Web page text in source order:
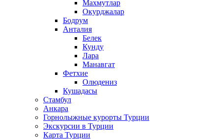
Махмутлар
Окурджалар
Бодрум
Анталия
Белек
Кунду
Лара
Манавгат
Фетхие
Олюдениз
Кушадасы
Стамбул
Анкара
Горнолыжные курорты Турции
Экскурсии в Турции
Карта Турции